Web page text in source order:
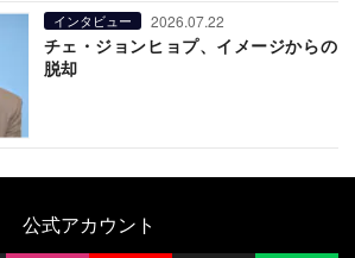
インタビュー 2026.07.22
チェ・ジョンヒョプ、イメージからの
脱却
公式アカウント